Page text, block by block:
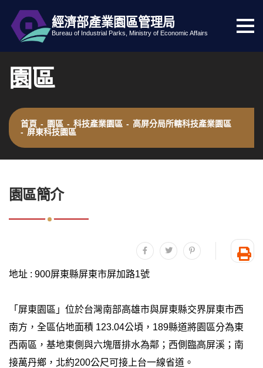
跳到主要內容
網站導覽
經濟部產業園區管理局
Bureau of Industrial Parks, Ministry of Economic Affairs
選
單
園區
首頁 - 園區 - 科技產業園區 - 高屏分局所轄科技產業園區
- 屏東科技園區
園區簡介
分享至facebook
分享至twitter分享至plurk
友
地址 : 900屏東縣屏東市屏加路1號
「屏東園區」位於台灣南部高雄市與屏東縣交界屏東市西
南方，全區佔地面積 123.04公頃，189縣道將園區分為東
西兩區，基地東側與六塊厝排水為鄰；西側臨高屏溪；南
接萬丹鄉，北約200公尺可接上台一線省道。